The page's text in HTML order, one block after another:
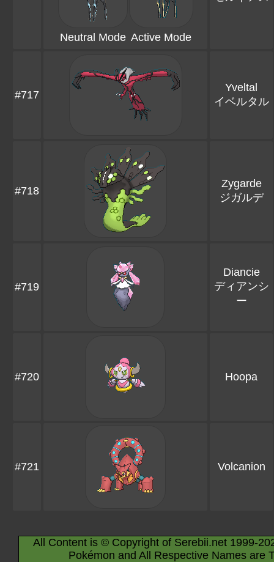
Neutral Mode Active Mode
#717
Yveltal
イベルタル
#718
Zygarde
ジガルデ
#719
Diancie
ディアンシ
ー
#720 Hoopa
#721 Volcanion
All Content is © Copyright of Serebii.net 1999-
Pokémon and All Respective Names are